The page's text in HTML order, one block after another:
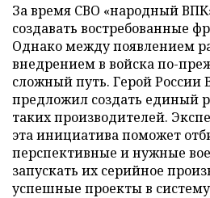
За время СВО «народный
создавать востребованные
Однако между появлением
внедрением в войска по-
сложный путь. Герой России
предложил создать единый
таких производителей.
эта инициатива поможет
перспективные и нужные
запускать их серийное
успешные проекты в